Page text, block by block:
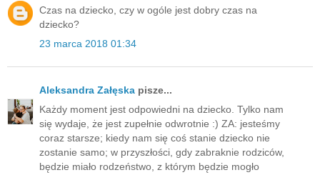
Czas na dziecko, czy w ogóle jest dobry czas na
dziecko?
23 marca 2018 01:34
Aleksandra Załęska pisze...
Każdy moment jest odpowiedni na dziecko. Tylko nam
się wydaje, że jest zupełnie odwrotnie :) ZA: jesteśmy
coraz starsze; kiedy nam się coś stanie dziecko nie
zostanie samo; w przyszłości, gdy zabraknie rodziców,
będzie miało rodzeństwo, z którym będzie mogło